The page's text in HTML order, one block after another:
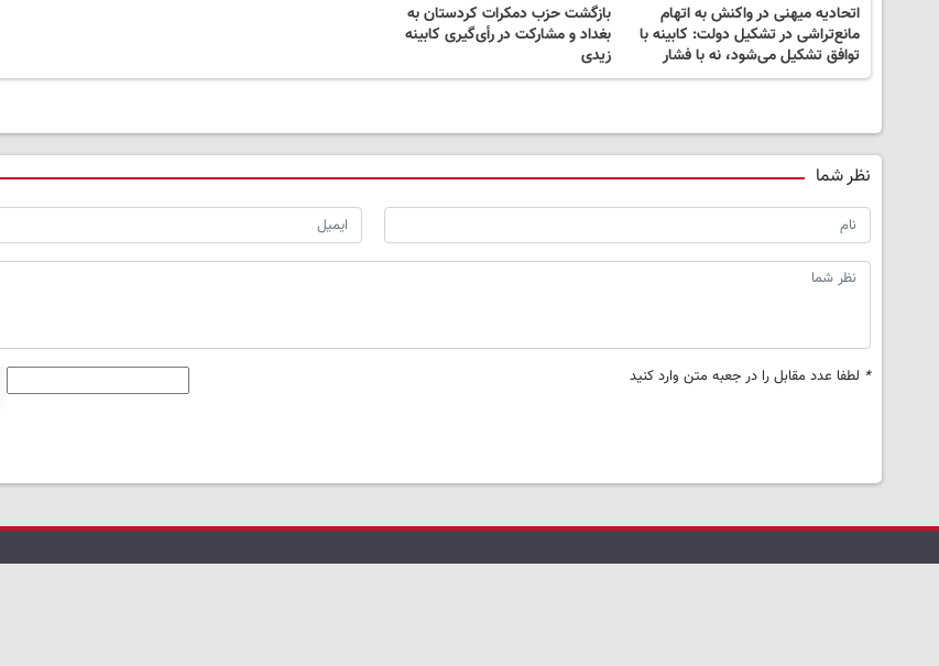
اتحادیه میهنی در واکنش به اتهام
مانع‌تراشی در تشکیل دولت: کابینه با
توافق تشکیل می‌شود، نه با فشار
بازگشت حزب دمکرات کردستان به
بغداد و مشارکت در رأی‌گیری کابینه
زیدی
نظر شما
* لطفا عدد مقابل را در جعبه متن وارد کنید